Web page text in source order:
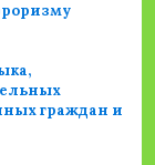
граждан и